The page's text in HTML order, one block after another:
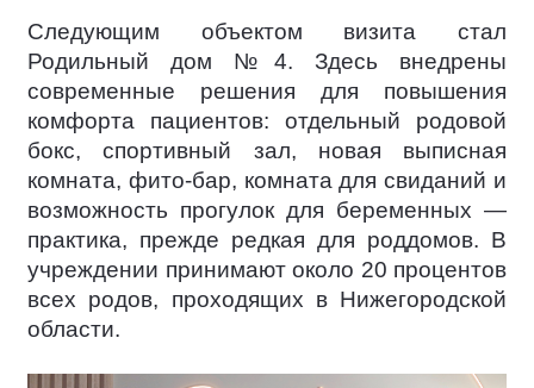
Следующим объектом визита стал
Родильный дом №4. Здесь внедрены
современные решения для повышения
комфорта пациентов: отдельный родовой
бокс, спортивный зал, новая выписная
комната, фито-бар, комната для свиданий и
возможность прогулок для беременных —
практика, прежде редкая для роддомов. В
учреждении принимают около 20 процентов
всех родов, проходящих в Нижегородской
области.